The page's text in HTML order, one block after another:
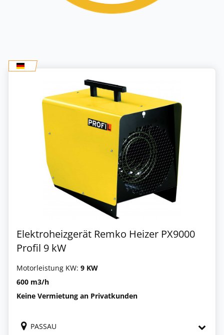
Elektroheizgerät Remko Heizer PX9000
Profil 9 kW
Motorleistung KW: 9 KW
600 m3/h
Keine Vermietung an Privatkunden
PASSAU